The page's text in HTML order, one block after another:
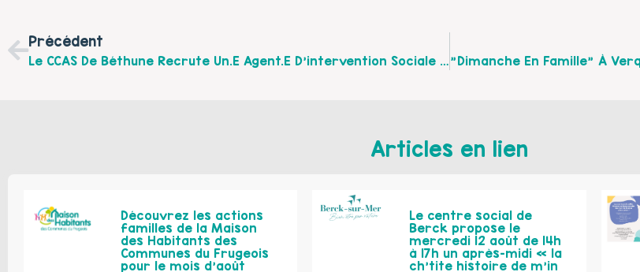
Précédent
Le CCAS De Béthune Recrute Un.e Agent.e D'intervention Sociale Et Familiale
Articles en lien
Découvrez les actions
familles de la Maison
des Habitants des
Communes du Frugeois
pour le mois d’août
Le centre social de
Berck propose le
mercredi 12 août de 14h
à 17h un après-midi « la
ch’tite histoire de m’in